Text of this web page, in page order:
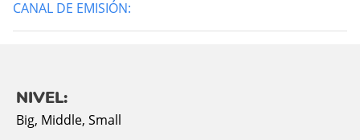
CANAL DE EMISIÓN:
NIVEL:
Big, Middle, Small